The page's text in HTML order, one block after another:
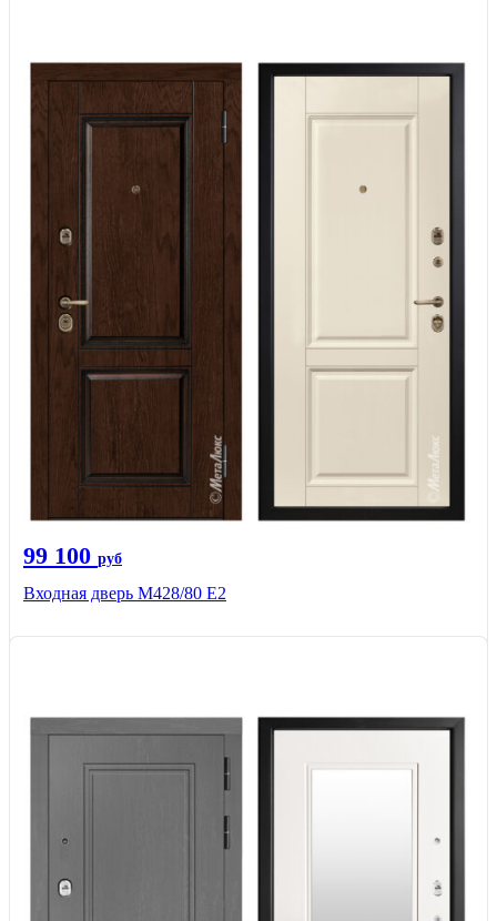
99 100 руб
Входная дверь М428/80 Е2